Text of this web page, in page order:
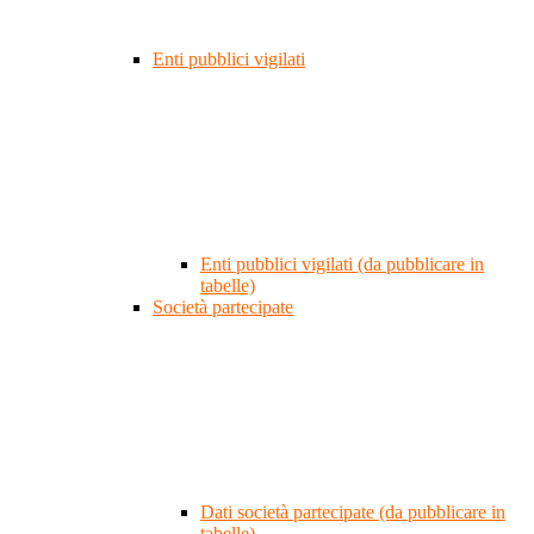
Enti pubblici vigilati
Enti pubblici vigilati (da pubblicare in
tabelle)
Società partecipate
Dati società partecipate (da pubblicare in